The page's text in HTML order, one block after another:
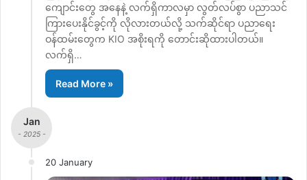
ကျောင်းတွေ အနေနဲ့ လက်ရှိကာလမှာ လွတ်လပ်စွာ ပညာသင်
ကြားပေးနိုင်ခွင့်ကို လိုလားတယ်လို့ သက်ဆိုင်ရာ ပညာရေး
ဝန်ထမ်းတွေက KIO အစိုးရကို တောင်းဆိုထားပါတယ်။
လက်ရှိ…
Read More »
Jan
- 2025 -
20 January